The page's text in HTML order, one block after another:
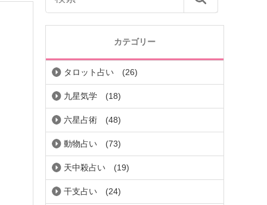
カテゴリー
タロット占い (26)
九星気学 (18)
六星占術 (48)
動物占い (73)
天中殺占い (19)
干支占い (24)